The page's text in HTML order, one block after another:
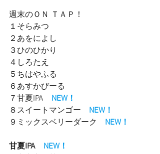
週末のＯＮ ＴＡＰ！
１そらみつ
２あをによし
３ひのひかり
４しろたえ
５ちはやふる
６あすかびーる
７甘夏IPA NEW！
８スイートマンゴー NEW！
９ミックスベリーダーク NEW！
甘夏IPA NEW！